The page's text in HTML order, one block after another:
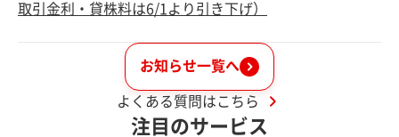
取引金利・貸株料は6/1より引き下げ）
お知らせ一覧へ
よくある質問はこちら
注目のサービス